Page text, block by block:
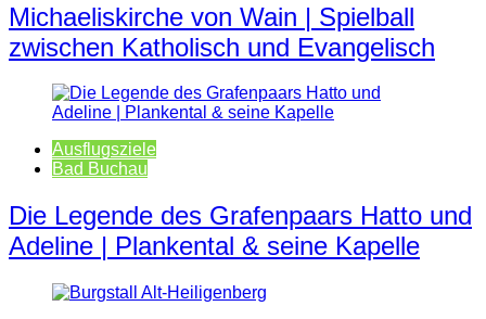
Michaeliskirche von Wain | Spielball
zwischen Katholisch und Evangelisch
Ausflugsziele
Bad Buchau
Die Legende des Grafenpaars Hatto und
Adeline | Plankental & seine Kapelle